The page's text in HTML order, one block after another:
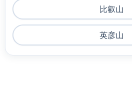
比叡山
英彦山